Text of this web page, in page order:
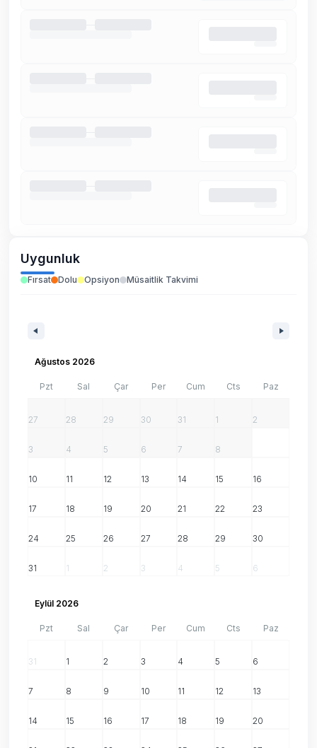
Uygunluk
Fırsat Dolu Opsiyon Müsaitlik Takvimi
Ağustos 2026
Pzt Sal Çar Per Cum Cts Paz
27 28 29 30 31 1 2
3 4 5 6 7 8
10 11 12 13 14 15 16
17 18 19 20 21 22 23
24 25 26 27 28 29 30
31 1 2 3 4 5 6
Eylül 2026
Pzt Sal Çar Per Cum Cts Paz
31 1 2 3 4 5 6
7 8 9 10 11 12 13
14 15 16 17 18 19 20